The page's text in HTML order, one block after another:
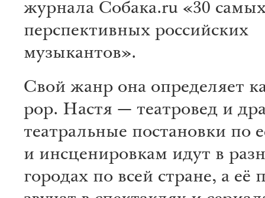
журнала Собака.ru «30
перспективных российских
музыкантов».
Свой жанр она определяет
pop. Настя — театровед и
театральные постановки по
и инсценировкам идут в
городах по всей стране, а её